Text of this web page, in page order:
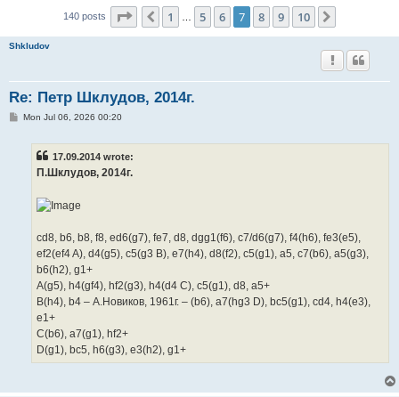
140 posts Page of10
Previous
1 … 5 6 7 8 9 10
Shkludov
Re: Петр Шклудов, 2014г.
PMon Jul 06, 2026 00:20
17.09.2014 wrote:
П.Шклудов, 2014г.
cd8, b6, b8, f8, ed6(g7), fe7, d8, dgg1(f6), c7/d6(g7), f4(h6), fe3(e5),
ef2(ef4 A), d4(g5), c5(g3 B), e7(h4), d8(f2), c5(g1), a5, c7(b6), a5(g3),
b6(h2), g1+
A(g5), h4(gf4), hf2(g3), h4(d4 C), c5(g1), d8, a5+
B(h4), b4 – А.Новиков, 1961г. – (b6), a7(hg3 D), bc5(g1), cd4, h4(e3),
e1+
C(b6), a7(g1), hf2+
D(g1), bc5, h6(g3), e3(h2), g1+